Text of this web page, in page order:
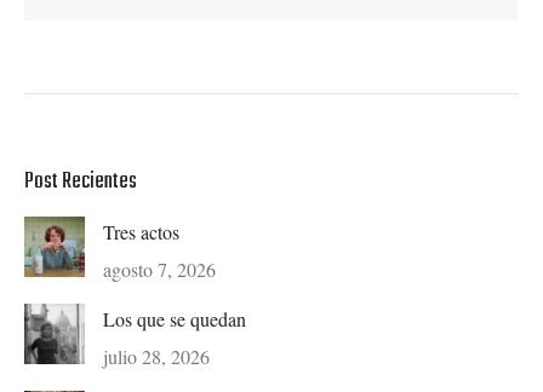
Post Recientes
Tres actos
agosto 7, 2026
Los que se quedan
julio 28, 2026